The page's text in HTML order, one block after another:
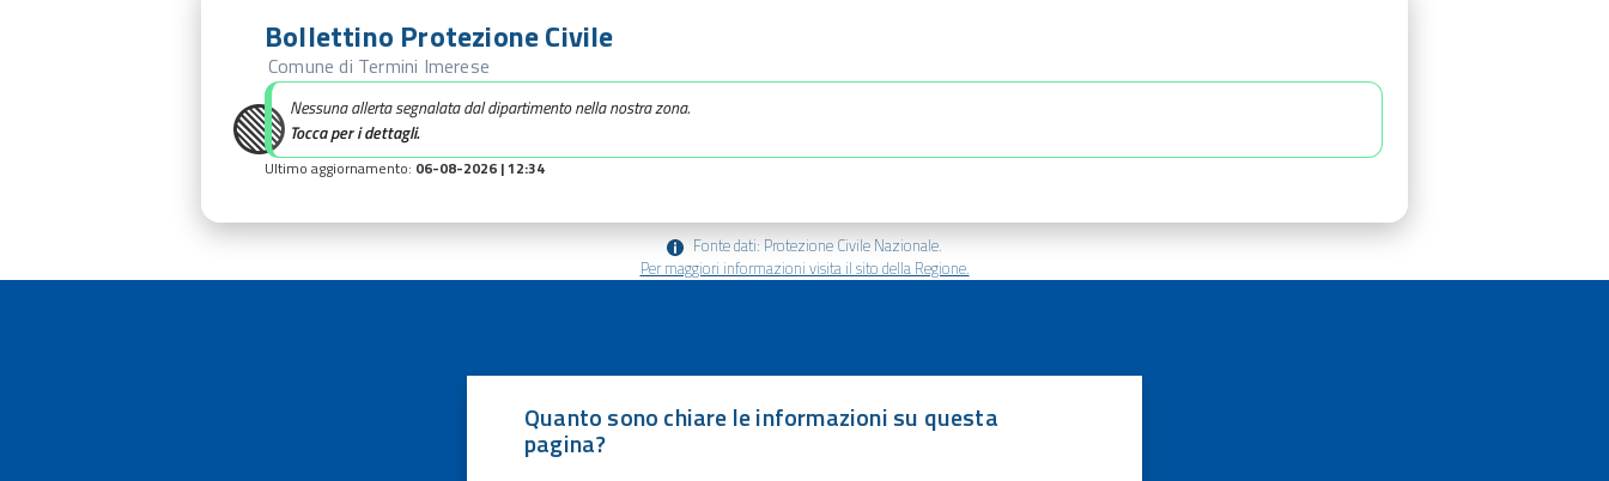
🟢
Bollettino Protezione Civile
Comune di Termini Imerese
Nessuna allerta segnalata dal dipartimento nella nostra zona.
Tocca per i dettagli.
Ultimo aggiornamento: 06-08-2026 | 12:34
Fonte dati: Protezione Civile Nazionale.
Per maggiori informazioni visita il sito della Regione.
Quanto sono chiare le informazioni su questa
pagina?